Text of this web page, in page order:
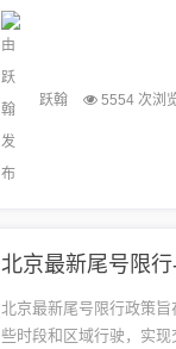
观地了解速腾的性价比和
底...
跃翰 5554 次浏
北京最新尾号限行政策
些时段和区域行驶，实